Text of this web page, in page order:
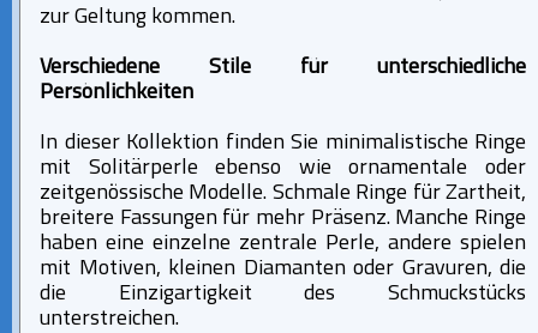
zur Geltung kommen.
Verschiedene Stile für unterschiedliche
Persönlichkeiten
In dieser Kollektion finden Sie minimalistische Ringe
mit Solitärperle ebenso wie ornamentale oder
zeitgenössische Modelle. Schmale Ringe für Zartheit,
breitere Fassungen für mehr Präsenz. Manche Ringe
haben eine einzelne zentrale Perle, andere spielen
mit Motiven, kleinen Diamanten oder Gravuren, die
die Einzigartigkeit des Schmuckstücks
unterstreichen.